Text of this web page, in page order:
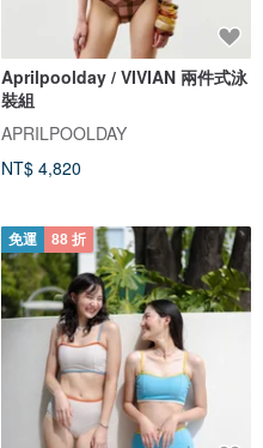
Aprilpoolday / VIVIAN 兩件式泳
裝組
APRILPOOLDAY
NT$ 4,820
免運 88 折